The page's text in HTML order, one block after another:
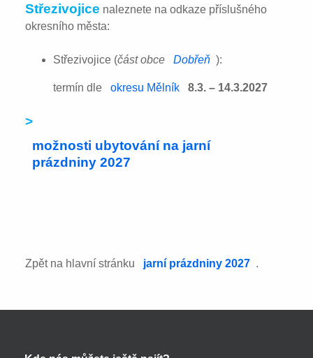
Střezivojice naleznete na odkaze příslušného
okresního města:
Střezivojice (část obce Dobřeň ):
termín dle okresu Mělník 8.3. – 14.3.2027
>
možnosti ubytování na jarní
prázdniny 2027
Zpět na hlavní stránku jarní prázdniny 2027 .